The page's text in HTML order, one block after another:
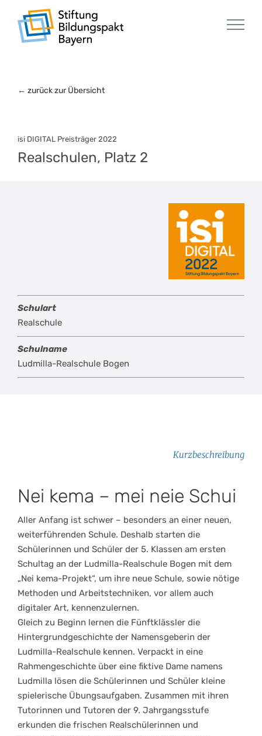
Inhalt
springen
← zurück zur Übersicht
isi DIGITAL Preisträger 2022
Realschulen, Platz 2
Schulart
Realschule
Schulname
Ludmilla-Realschule Bogen
Kurzbeschreibung
Nei kema – mei neie Schui
Aller Anfang ist schwer – besonders an einer neuen,
weiterführenden Schule. Deshalb starten die
Schülerinnen und Schüler der 5. Klassen am ersten
Schultag an der Ludmilla-Realschule Bogen mit dem
„Nei kema-Projekt“, um ihre neue Schule, sowie nötige
Methoden und Arbeitstechniken, vor allem auch
digitaler Art, kennenzulernen.
Gleich zu Beginn lernen die Fünftklässler die
Hintergrundgeschichte der Namensgeberin der
Ludmilla-Realschule kennen. Verpackt in eine
Rahmengeschichte über eine fiktive Dame namens
Ludmilla lösen die Schülerinnen und Schüler kleine
spielerische Übungsaufgaben. Zusammen mit ihren
Tutorinnen und Tutoren der 9. Jahrgangsstufe
erkunden die frischen Realschülerinnen und